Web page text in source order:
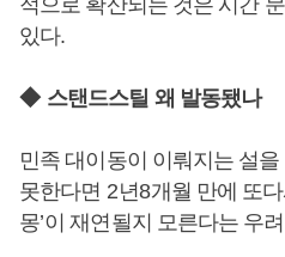
적으로 확산되는 것은 시간
있다.
◆ 스탠드스틸 왜 발동됐나
민족 대이동이 이뤄지는 설
못한다면 2년8개월 만에 또
몽’이 재연될지 모른다는 우